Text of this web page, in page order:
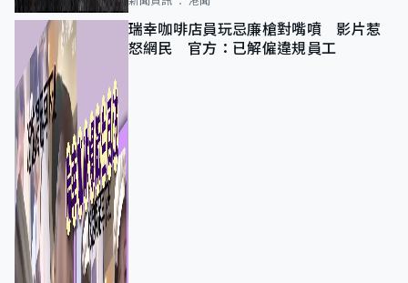
瑞幸咖啡店員玩忌廉槍對嘴噴 影片惹
怒網民 官方：已解僱違規員工